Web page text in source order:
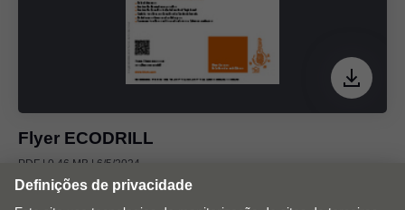
Flyer ECODRILL
PDF | 0.46 MB | 6/5/2024
No flyer há uma visão geral das funções mais